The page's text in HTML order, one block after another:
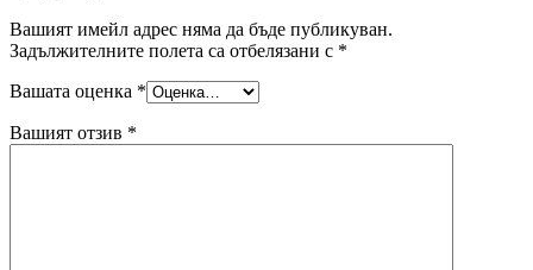
Вашият имейл адрес няма да бъде публикуван.
Задължителните полета са отбелязани с *
Вашата оценка *
Вашият отзив *